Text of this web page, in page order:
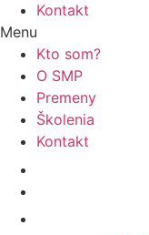
Kontakt
Menu
Kto som?
O SMP
Premeny
Školenia
Kontakt